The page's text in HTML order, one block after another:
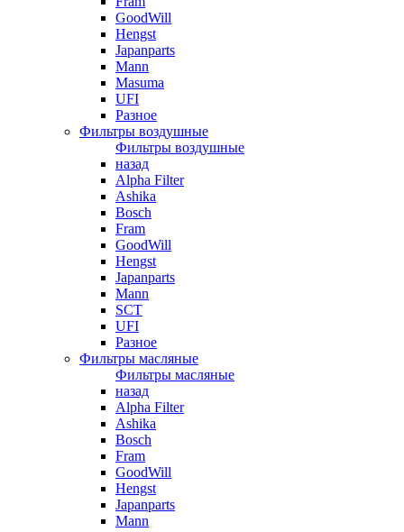
GoodWill
Hengst
Japanparts
Mann
Masuma
UFI
Разное
Фильтры воздушные
Фильтры воздушные
назад
Alpha Filter
Ashika
Bosch
Fram
GoodWill
Hengst
Japanparts
Mann
SCT
UFI
Разное
Фильтры масляные
Фильтры масляные
назад
Alpha Filter
Ashika
Bosch
Fram
GoodWill
Hengst
Japanparts
Mann